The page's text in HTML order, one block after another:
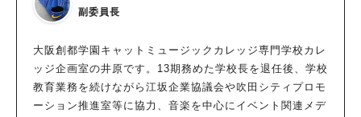
副委員長
大阪創都学園キャットミュージックカレッジ専門学校カレ
ッジ企画室の井原です。13期務めた学校長を退任後、学校
教育業務を続けながら江坂企業協議会や吹田シティプロモ
ーション推進室等に協力、音楽を中心にイベント関連メデ